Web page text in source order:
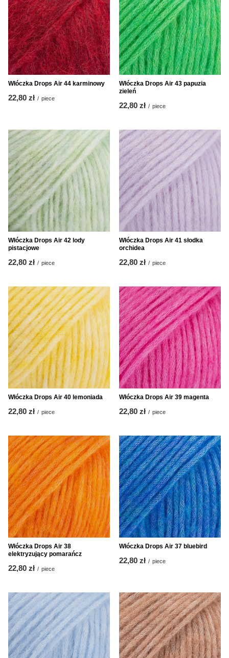
Włóczka Drops Air 44 karminowy
22,80 zł / piece
Włóczka Drops Air 43 papuzia
zieleń
22,80 zł / piece
Włóczka Drops Air 42 lody
pistacjowe
22,80 zł / piece
Włóczka Drops Air 41 słodka
orchidea
22,80 zł / piece
Włóczka Drops Air 40 lemoniada
22,80 zł / piece
Włóczka Drops Air 39 magenta
22,80 zł / piece
Włóczka Drops Air 38
elektryzujący pomarańcz
22,80 zł / piece
Włóczka Drops Air 37 bluebird
22,80 zł / piece